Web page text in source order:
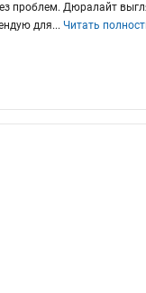
проблем. Дюралайт
для... Читать